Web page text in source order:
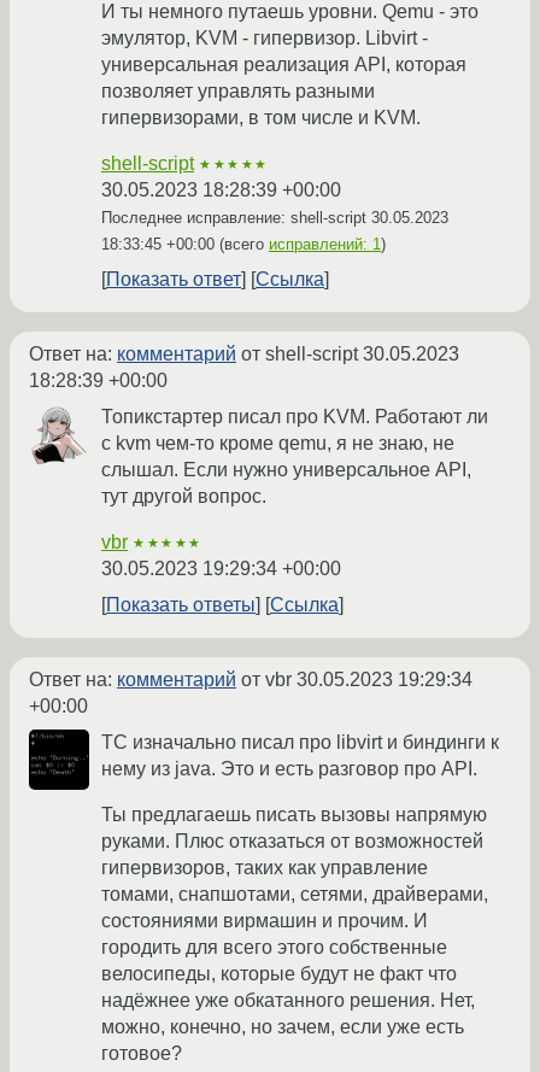
И ты немного путаешь уровни. Qemu - это
эмулятор, KVM - гипервизор. Libvirt -
универсальная реализация API, которая
позволяет управлять разными
гипервизорами, в том числе и KVM.
shell-script ★★★★★
30.05.2023 18:28:39 +00:00
Последнее исправление: shell-script 30.05.2023
18:33:45 +00:00 (всего исправлений: 1)
Показать ответ Ссылка
Ответ на: комментарий от shell-script30.05.2023
18:28:39 +00:00
Топикстартер писал про KVM. Работают ли
с kvm чем-то кроме qemu, я не знаю, не
слышал. Если нужно универсальное API,
тут другой вопрос.
vbr ★★★★★
30.05.2023 19:29:34 +00:00
Показать ответы
Ссылка
Ответ на: комментарий от vbr 30.05.2023 19:29:34
+00:00
ТС изначально писал про libvirt и биндинги к
нему из java. Это и есть разговор про API.
Ты предлагаешь писать вызовы напрямую
руками. Плюс отказаться от возможностей
гипервизоров, таких как управление
томами, снапшотами, сетями, драйверами,
состояниями вирмашин и прочим. И
городить для всего этого собственные
велосипеды, которые будут не факт что
надёжнее уже обкатанного решения. Нет,
можно, конечно, но зачем, если уже есть
готовое?